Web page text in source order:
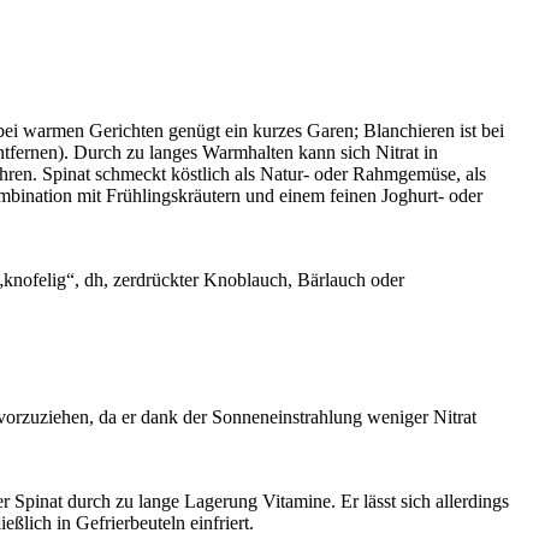
warmen Gerichten genügt ein kurzes Garen; Blanchieren ist bei
Durch zu langes Warmhalten kann sich Nitrat in
Spinat schmeckt köstlich als Natur- oder Rahmgemüse, als
mit Frühlingskräutern und einem feinen Joghurt- oder
dh, zerdrückter Knoblauch, Bärlauch oder
da er dank der Sonneneinstrahlung weniger Nitrat
Spinat durch zu lange Lagerung Vitamine. Er lässt sich allerdings
in Gefrierbeuteln einfriert.